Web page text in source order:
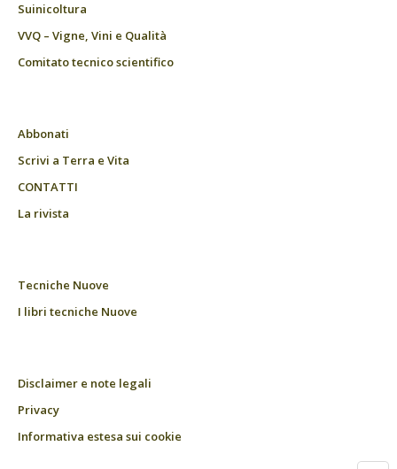
Suinicoltura
VVQ – Vigne, Vini e Qualità
Comitato tecnico scientifico
Abbonati
Scrivi a Terra e Vita
CONTATTI
La rivista
Tecniche Nuove
I libri tecniche Nuove
Disclaimer e note legali
Privacy
Informativa estesa sui cookie